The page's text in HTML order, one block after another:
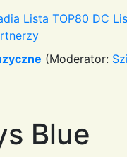
Lista TOP80 DC
(Moderator:
Blue